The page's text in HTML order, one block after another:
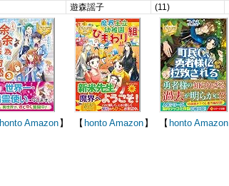
遊森謡子 (11)
honto Amazon 】 【 honto Amazon 】 【 honto Amazon